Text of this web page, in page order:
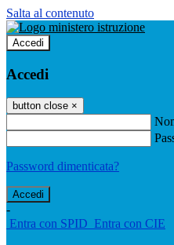
Salta al contenuto
Accedi
Accedi
button close ×
Password dimenticata?
-
Entra con SPID Entra con CIE